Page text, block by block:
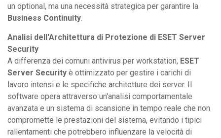
un optional, ma una necessità strategica per garantire la
Business Continuity.
Analisi dell'Architettura di Protezione di ESET Server
Security
A differenza dei comuni antivirus per workstation, ESET
Server Security è ottimizzato per gestire i carichi di
lavoro intensi e le specifiche architetture dei server. Il
software opera attraverso un'analisi comportamentale
avanzata e un sistema di scansione in tempo reale che non
compromette le prestazioni del sistema, evitando i tipici
rallentamenti che potrebbero influenzare la velocità di